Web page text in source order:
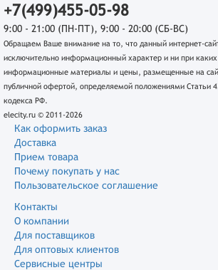
+7(499)455-05-98
9:00 - 21:00 (ПН-ПТ), 9:00 - 20:00 (СБ-ВС)
Обращаем Ваше внимание на то, что данный интернет-
исключительно информационный характер и ни при каких
информационные материалы и цены, размещенные на
публичной офертой, определяемой положениями Статьи
кодекса РФ.
elecity.ru © 2011-2026
Как оформить заказ
Доставка
Прием товара
Почему покупать у нас
Пользовательское соглашение
Контакты
О компании
Для поставщиков
Для оптовых клиентов
Сервисные центры